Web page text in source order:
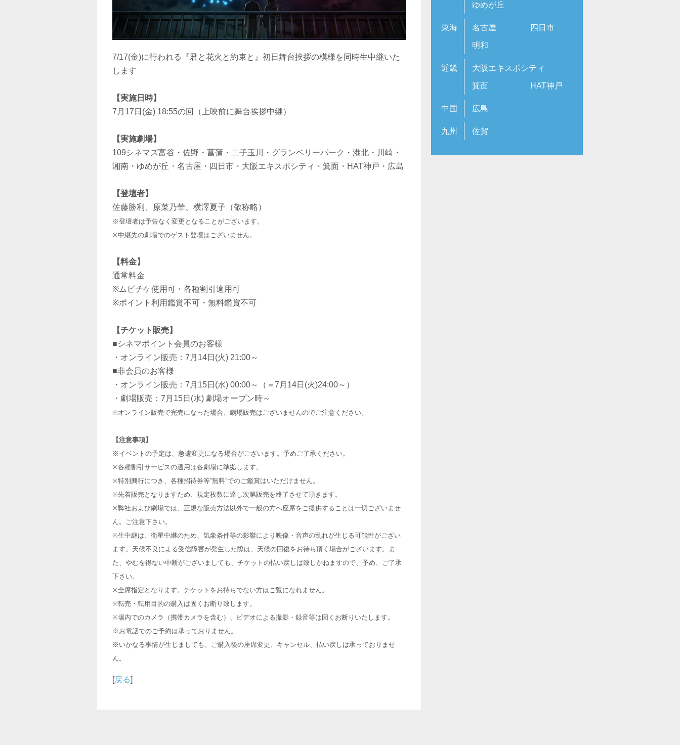
7/17(金)に行われる『君と花火と約束と』初日舞台挨拶の模様を同時生中継いた
します
【実施日時】
7月17日(金) 18:55の回（上映前に舞台挨拶中継）
【実施劇場】
109シネマズ富谷・佐野・菖蒲・二子玉川・グランベリーパーク・港北・川崎・
湘南・ゆめが丘・名古屋・四日市・大阪エキスポシティ・箕面・HAT神戸・広島
【登壇者】
佐藤勝利、原菜乃華、横澤夏子（敬称略）
※登壇者は予告なく変更となることがございます。
※中継先の劇場でのゲスト登壇はございません。
【料金】
通常料金
※ムビチケ使用可・各種割引適用可
※ポイント利用鑑賞不可・無料鑑賞不可
【チケット販売】
■シネマポイント会員のお客様
・オンライン販売：7月14日(火) 21:00～
■非会員のお客様
・オンライン販売：7月15日(水) 00:00～（＝7月14日(火)24:00～）
・劇場販売：7月15日(水) 劇場オープン時～
※オンライン販売で完売になった場合、劇場販売はございませんのでご注意ください。
【注意事項】
※イベントの予定は、急遽変更になる場合がございます。予めご了承ください。
※各種割引サービスの適用は各劇場に準拠します。
※特別興行につき、各種招待券等”無料”でのご鑑賞はいただけません。
※先着販売となりますため、規定枚数に達し次第販売を終了させて頂きます。
※弊社および劇場では、正規な販売方法以外で一般の方へ座席をご提供することは一切ございませ
ん。ご注意下さい。
※生中継は、衛星中継のため、気象条件等の影響により映像・音声の乱れが生じる可能性がござい
ます。天候不良による受信障害が発生した際は、天候の回復をお待ち頂く場合がございます。ま
た、やむを得ない中断がございましても、チケットの払い戻しは致しかねますので、予め、ご了承
下さい。
※全席指定となります。チケットをお持ちでない方はご覧になれません。
※転売・転用目的の購入は固くお断り致します。
※場内でのカメラ（携帯カメラを含む）、ビデオによる撮影・録音等は固くお断りいたします。
※お電話でのご予約は承っておりません。
※いかなる事情が生じましても、ご購入後の座席変更、キャンセル、払い戻しは承っておりませ
ん。
[戻る]
ゆめが丘
東海 名古屋 四日市
明和
近畿 大阪エキスポシティ
箕面 HAT神戸
中国 広島
九州 佐賀